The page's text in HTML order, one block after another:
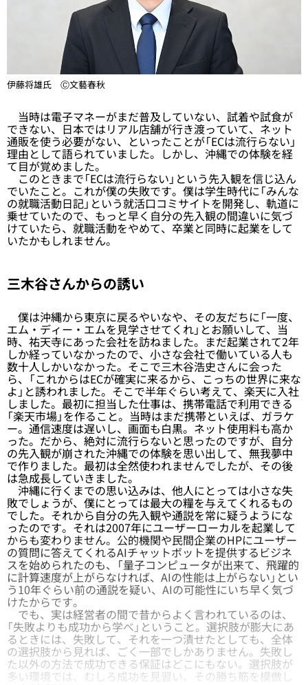
伊藤将雄氏 Ⓒ文藝春秋
当時は電子マネーがまだ普及していない、試着や試食が
できない、日本ではリアル店舗が行き渡っていて、ネット
通販を使う必要がない、といったことが「ECは流行らない」
理由として語られていました。しかし、沖縄での体験を経
て目が覚めました。
このときまで「ECは流行らない」という先入観を信じ込ん
でいたこと。これが僕の失敗です。僕は学生時代に「みんな
の就職活動日記」という就活口コミサイトを開発し、軌道に
乗せていたので、もっと早く自分の先入観の間違いに気づ
けていたら、就職活動をやめて、卒業と同時に起業をして
いたかもしれません。
三木谷さんからの誘い
僕は沖縄から東京に戻るやいなや、その友だちに「一度、
エム・ディー・エムを見学させてくれ」とお願いして、当
時、祐天寺にあった会社を訪ねました。まだ起業されて2年
しか経っていなかったので、小さな会社で働いている人も
数十人しかいなかった。そこで三木谷浩史さんに会った
ら、「これからはECが確実に来るから、こっちの世界に来な
よ」と誘われました。そこで半年ぐらい考えて、楽天に入社
しました。最初に担当した仕事は、携帯電話で利用できる
「楽天市場」を作ること。当時はまだ携帯といえば、ガラケ
ー。通信速度は遅いし、画面も白黒。ネット使用料も高か
った。だから、絶対に流行らないと思ったのですが、自分
の先入観が崩された沖縄での体験を思い出して、無我夢中
で作りました。最初は全然使われませんでしたが、その後
は急成長していきました。
沖縄に行くまでの思い込みは、他人にとっては小さな失
敗でしょうが、僕にとっては最大の糧を与えてくれるもの
でした。それから自分の先入観や通説を常に疑うようにな
ったのです。それは2007年にユーザーローカルを起業して
からも変わりません。公的機関や民間企業のHPにユーザー
の質問に答えてくれるAIチャットボットを提供するビジネ
スを始められたのも、「量子コンピュータが出来て、飛躍的
に計算速度が上がらなければ、AIの性能は上がらない」とい
う10年ぐらい前の通説を疑い、AIの可能性にいち早く気づ
けたからです。
でも、実は経営者の間で昔からよく言われているのは、
「失敗よりも成功から学べ」ということ。選択肢が膨大にあ
るときには、失敗して、それを一つ潰せたとしても、全体
の選択肢から見れば、ごく一部でしかありません。失敗し
た以外の方法で成功できる保証はどこにもない。選択肢が
多い環境では、むしろ成功を見習い、その勝ち筋を模倣し